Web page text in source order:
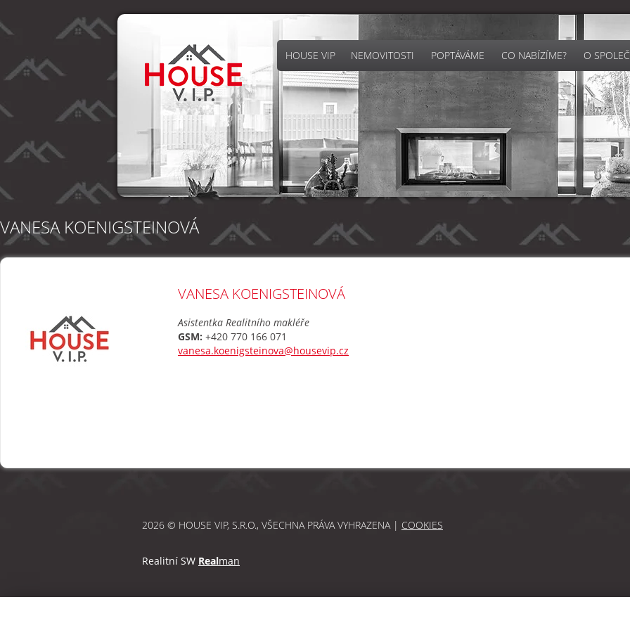
HOUSE VIP NEMOVITOSTI POPTÁVÁME CO NABÍZÍME? O
VANESA KOENIGSTEINOVÁ
VANESA KOENIGSTEINOVÁ
Asistentka Realitního makléře
GSM: +420 770 166 071
vanesa.koenigsteinova@housevip.cz
2026 © HOUSE VIP, S.R.O., VŠECHNA PRÁVA VYHRAZENA | COOKIES
Realitní SW Realman